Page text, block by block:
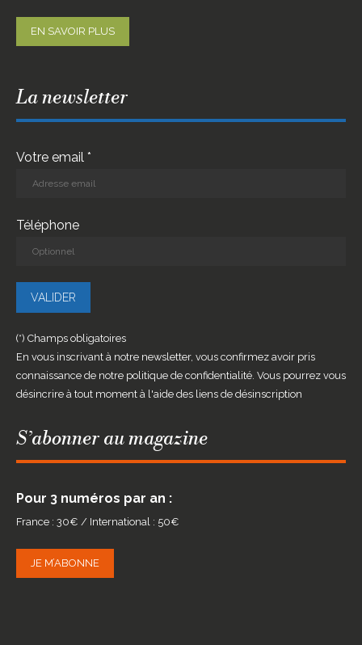
EN SAVOIR PLUS
La newsletter
Votre email *
Téléphone
(*) Champs obligatoires
En vous inscrivant à notre newsletter, vous confirmez avoir pris
connaissance de notre politique de confidentialité. Vous pourrez vous
désincrire à tout moment à l'aide des liens de désinscription
S’abonner au magazine
Pour 3 numéros par an :
France : 30€ / International : 50€
JE M’ABONNE